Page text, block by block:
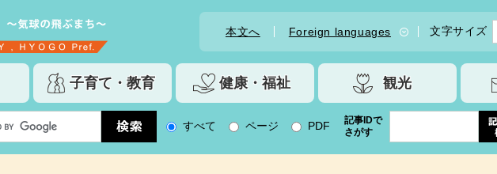
本文へ Foreign languages 文字サイズ
子育て・教育 健康・福祉 観光
すべて ページ PDF
記事IDで
さがす